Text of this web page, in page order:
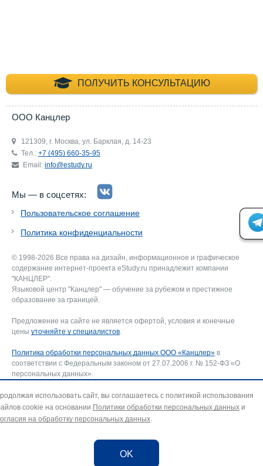
ПОЛУЧИТЬ КОНСУЛЬТАЦИЮ
+7 (495) 660-35-
ООО Канцлер
121309, г. Москва, ул. Барклая, д. 14-23
Тел.: +7 (495) 660-35-95
Email: info@estudy.ru
Мы — в соцсетях:
Пользовательское соглашение
Политика конфиденциальности
© 1998-2026 Все права на дизайн, информационное и графическое
содержание интернет-проекта eStudy.ru принадлежит компании
"КАНЦЛЕР".
Языковой центр "Канцлер" — обучение за рубежом и престижное
образование за границей.
Предложение на сайте не является офертой, условия и конечные
цены уточняйте у специалистов
Политика обработки персональных данных ООО «Канцлер» в
соответствии с Федеральным законом от 27.07.2006 г. № 152-ФЗ «О
персональных данных».
соглашение на обработку персональных данных и использование
файлов cookie. В случае несогласия — покиньте сайт.
Для отзыва согласия на обработку персональных данных направьте
использовать сайт, вы соглашаетесь с политикой использования
cookie на основании Политики обработки персональных данных и
на обработку персональных данных.
OK